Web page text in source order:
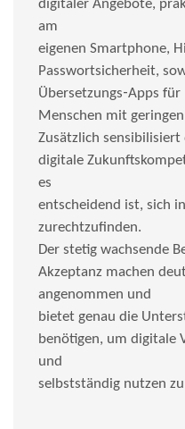
digitaler Angebote,
am
eigenen Smartphone,
Passwortsicherheit,
Übersetzungs‑Apps für
Menschen mit
Zusätzlich sensibilisiert
digitale
es
entscheidend ist, sich
zurechtzufinden.
Der stetig wachsende
Akzeptanz machen
angenommen und
bietet genau die
benötigen, um digitale
und
selbstständig nutzen